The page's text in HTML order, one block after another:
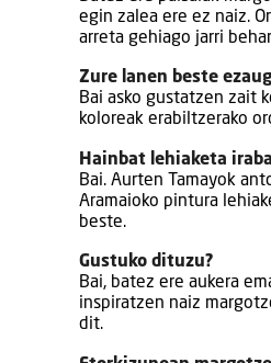
egin zalea ere ez naiz.
arreta gehiago jarri
Zure lanen beste
Bai asko gustatzen zait
koloreak erabiltzerako
Hainbat lehiaketa
Bai. Aurten Tamayok
Aramaioko pintura
beste.
Gustuko dituzu?
Bai, batez ere aukera
inspiratzen naiz
dit.